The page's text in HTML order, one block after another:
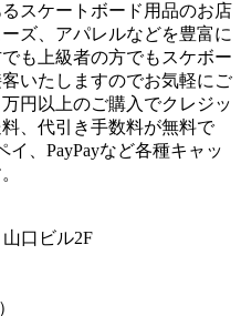
スケートボード用品のお店
ズ、アパレルなどを豊富に
も上級者の方でもスケボー
いたしますのでお気軽にご
円以上のご購入でクレジッ
、代引き手数料が無料で
、PayPayなど各種キャッ
口ビル2F